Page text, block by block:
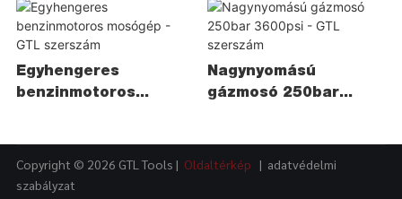
Egyhengeres
benzinmotoros
Nagynyomású
gázmosó 250bar
Copyright © 2026 GTL Tools | Oldaltérkép | adatvédelmi
szabályzat